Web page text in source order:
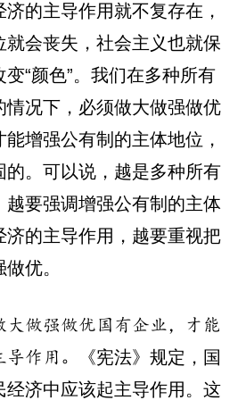
的主导作用就不复存在，
就会丧失，社会主义也就保
“颜色”。我们在多种所有
情况下，必须做大做强做优
增强公有制的主体地位，
的。可以说，越是多种所有
越要强调增强公有制的主体
济的主导作用，越要重视把
优。
大做强做优国有企业，才能
作用。
《宪法》规定，国
经济中应该起主导作用。这